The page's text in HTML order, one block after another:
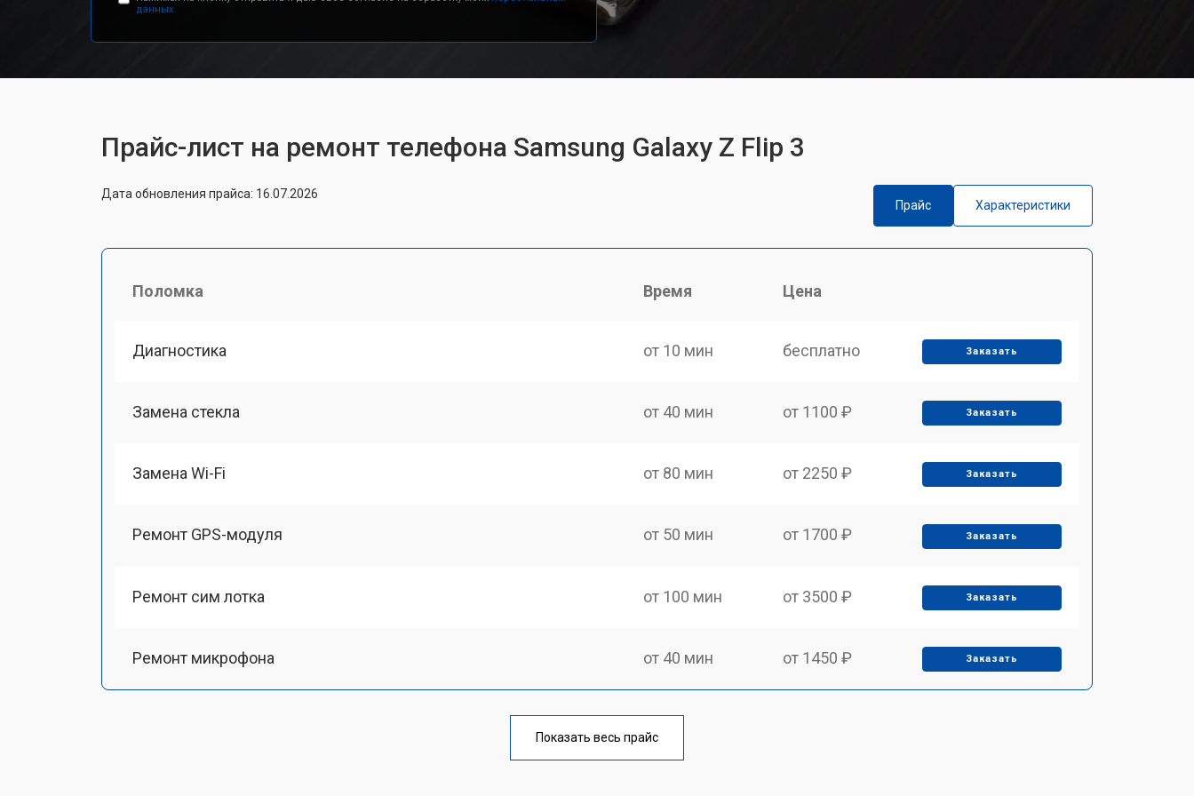
данных.
Прайс-лист на ремонт телефона Samsung Galaxy Z Flip 3
Дата обновления прайса: 16.07.2026
Прайс
Характеристики
Поломка Время Цена
Диагностика от 10 мин бесплатно Заказать
Замена стекла от 40 мин от 1100 ₽ Заказать
Замена Wi-Fi от 80 мин от 2250 ₽ Заказать
Ремонт GPS-модуля от 50 мин от 1700 ₽ Заказать
Ремонт сим лотка от 100 мин от 3500 ₽ Заказать
Ремонт микрофона от 40 мин от 1450 ₽ Заказать
от 70 мин
Показать весь прайс